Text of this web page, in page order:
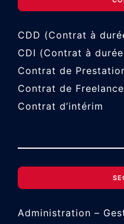
CDD (Contrat à
CDI (Contrat à
Contrat de
Contrat de Freelance
Contrat d’intérim
Administration –